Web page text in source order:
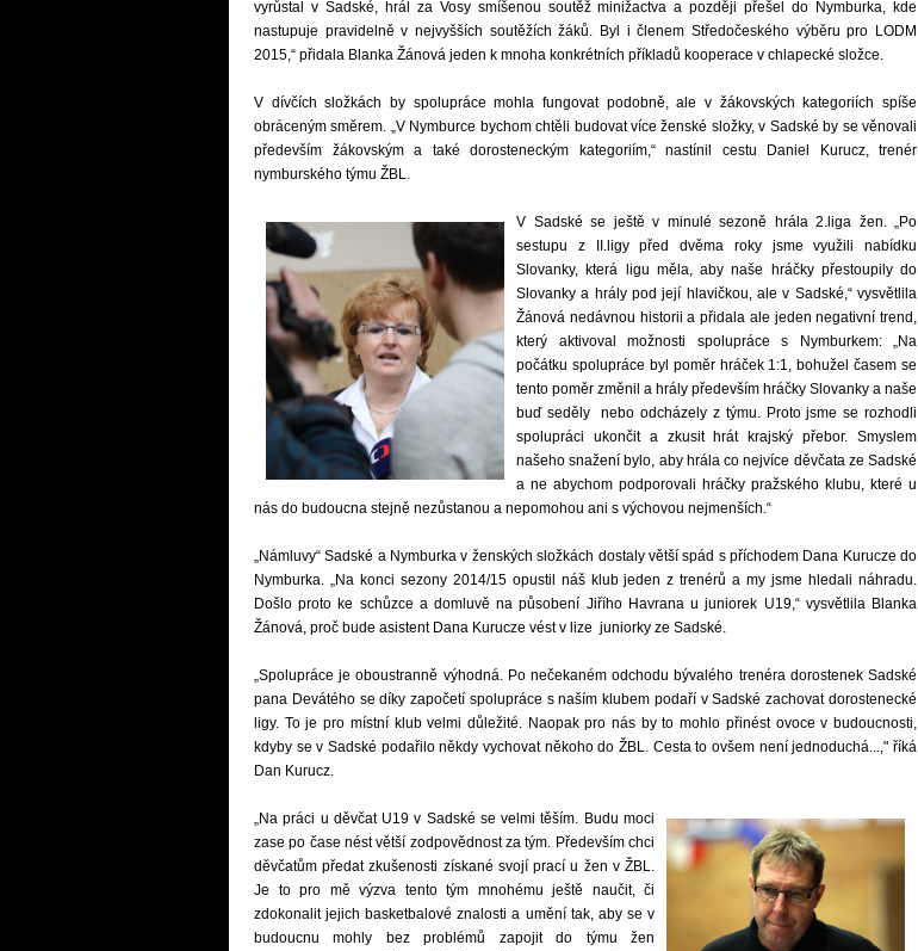
vyrůstal v Sadské, hrál za Vosy smíšenou soutěž minižactva a později přešel do Nymburka, kde
nastupuje pravidelně v nejvyšších soutěžích žáků. Byl i členem Středočeského výběru pro LODM
2015,“ přidala Blanka Žánová jeden k mnoha konkrétních příkladů kooperace v chlapecké složce.
V dívčích složkách by spolupráce mohla fungovat podobně, ale v žákovských kategoriích spíše
obráceným směrem. „V Nymburce bychom chtěli budovat více ženské složky, v Sadské by se věnovali
především žákovským a také dorosteneckým kategoriím,“ nastínil cestu Daniel Kurucz, trenér
nymburského týmu ŽBL.
V Sadské se ještě v minulé sezoně hrála 2.liga žen. „Po
sestupu z II.ligy před dvěma roky jsme využili nabídku
Slovanky, která ligu měla, aby naše hráčky přestoupily do
Slovanky a hrály pod její hlavičkou, ale v Sadské,“ vysvětlila
Žánová nedávnou historii a přidala ale jeden negativní trend,
který aktivoval možnosti spolupráce s Nymburkem: „Na
počátku spolupráce byl poměr hráček 1:1, bohužel časem se
tento poměr změnil a hrály především hráčky Slovanky a naše
buď seděly nebo odcházely z týmu. Proto jsme se rozhodli
spolupráci ukončit a zkusit hrát krajský přebor. Smyslem
našeho snažení bylo, aby hrála co nejvíce děvčata ze Sadské
a ne abychom podporovali hráčky pražského klubu, které u
nás do budoucna stejně nezůstanou a nepomohou ani s výchovou nejmenších.“
„Námluvy“ Sadské a Nymburka v ženských složkách dostaly větší spád s příchodem Dana Kurucze do
Nymburka. „Na konci sezony 2014/15 opustil náš klub jeden z trenérů a my jsme hledali náhradu.
Došlo proto ke schůzce a domluvě na působení Jiřího Havrana u juniorek U19,“ vysvětlila Blanka
Žánová, proč bude asistent Dana Kurucze vést v lize juniorky ze Sadské.
„Spolupráce je oboustranně výhodná. Po nečekaném odchodu bývalého trenéra dorostenek Sadské
pana Devátého se díky započetí spolupráce s naším klubem podaří v Sadské zachovat dorostenecké
ligy. To je pro místní klub velmi důležité. Naopak pro nás by to mohlo přinést ovoce v budoucnosti,
kdyby se v Sadské podařilo někdy vychovat někoho do ŽBL. Cesta to ovšem není jednoduchá...," říká
Dan Kurucz.
„Na práci u děvčat U19 v Sadské se velmi těším. Budu moci
zase po čase nést větší zodpovědnost za tým. Především chci
děvčatům předat zkušenosti získané svojí prací u žen v ŽBL.
Je to pro mě výzva tento tým mnohému ještě naučit, či
zdokonalit jejich basketbalové znalosti a umění tak, aby se v
budoucnu mohly bez problémů zapojit do týmu žen